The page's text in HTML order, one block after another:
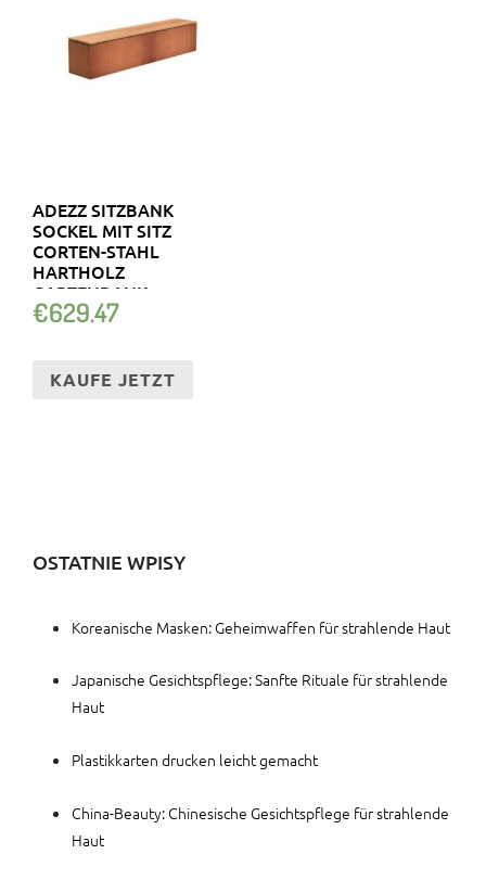
ADEZZ SITZBANK
SOCKEL MIT SITZ
CORTEN-STAHL
HARTHOLZ
GARTENBANK
SITZFLÄCHE
€629.47
KAUFE JETZT
OSTATNIE WPISY
Koreanische Masken: Geheimwaffen für strahlende Haut
Japanische Gesichtspflege: Sanfte Rituale für strahlende
Haut
Plastikkarten drucken leicht gemacht
China-Beauty: Chinesische Gesichtspflege für strahlende
Haut